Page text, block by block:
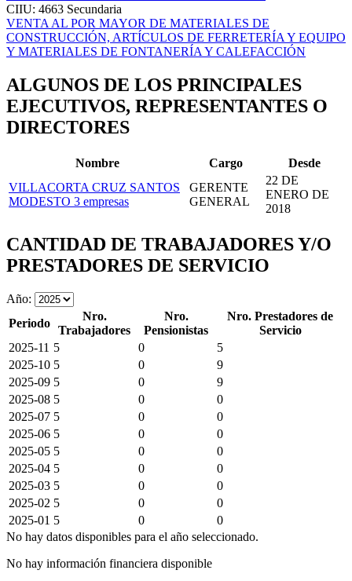
CIIU: 4663 Secundaria
VENTA AL POR MAYOR DE MATERIALES DE
CONSTRUCCIÓN, ARTÍCULOS DE FERRETERÍA Y EQUIPO
Y MATERIALES DE FONTANERÍA Y CALEFACCIÓN
ALGUNOS DE LOS PRINCIPALES
EJECUTIVOS, REPRESENTANTES O
DIRECTORES
Nombre Cargo
Desde
VILLACORTA CRUZ SANTOS
MODESTO 3 empresas
GERENTE
GENERAL
22 DE
ENERO DE
2018
CANTIDAD DE TRABAJADORES Y/O
PRESTADORES DE SERVICIO
Año:
Periodo
Nro.
Trabajadores
Nro.
Pensionistas
Nro. Prestadores de
Servicio
2025-11 5 0
5
2025-10 5 0
9
2025-09 5 0
9
2025-08 5 0
0
2025-07 5 0
0
2025-06 5 0
0
2025-05 5 0
0
2025-04 5 0
0
2025-03 5 0
0
2025-02 5 0
0
2025-01 5 0
0
No hay datos disponibles para el año seleccionado.
No hay información financiera disponible